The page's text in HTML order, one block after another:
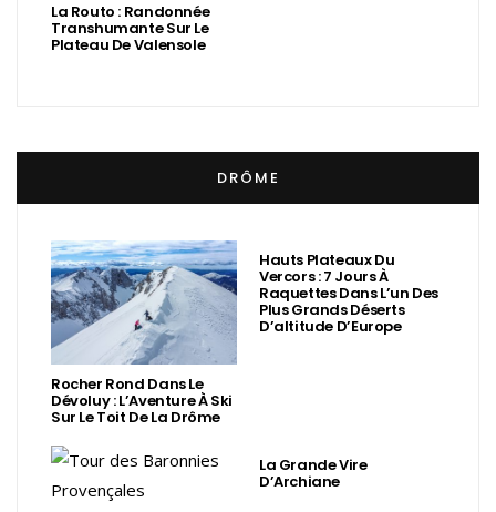
La Routo : Randonnée
Transhumante Sur Le
Plateau De Valensole
DRÔME
Rocher Rond Dans Le
Dévoluy : L’Aventure À Ski
Sur Le Toit De La Drôme
Hauts Plateaux Du
Vercors : 7 Jours À
Raquettes Dans L’un Des
Plus Grands Déserts
D’altitude D’Europe
La Grande Vire
D’Archiane